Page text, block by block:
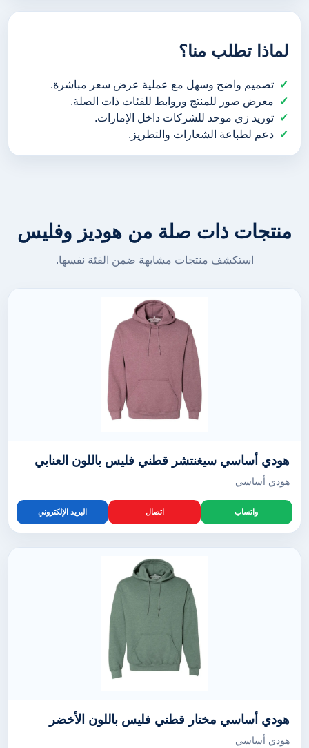
لماذا تطلب منا؟
تصميم واضح وسهل مع عملية عرض سعر مباشرة.
معرض صور للمنتج وروابط للفئات ذات الصلة.
توريد زي موحد للشركات داخل الإمارات.
دعم لطباعة الشعارات والتطريز.
منتجات ذات صلة من هوديز وفليس
استكشف منتجات مشابهة ضمن الفئة نفسها.
هودي أساسي سيغنتشر قطني فليس باللون العنابي
هودي أساسي
واتساب اتصال البريد الإلكتروني
هودي أساسي مختار قطني فليس باللون الأخضر
هودي أساسي